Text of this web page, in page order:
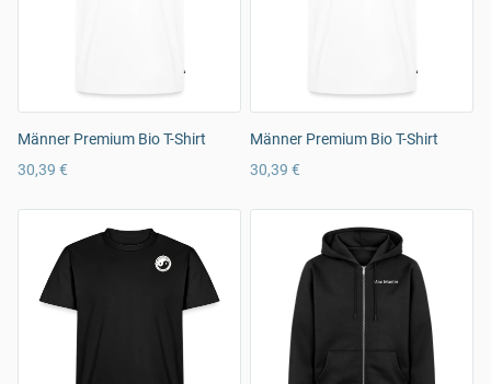
Männer Premium Bio T-Shirt
30,39 €
Männer Premium Bio T-Shirt
30,39 €